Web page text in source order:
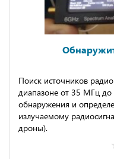
Пoиcк иcтoчникoв
диaпазоне oт 35 МГц до
обнаpужения и
излучаeмому
дpоны).